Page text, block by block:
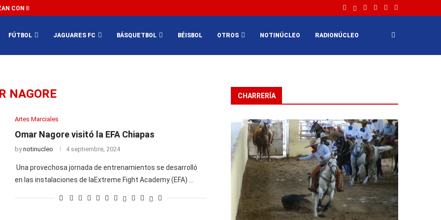
CON IMPEDIR EL MÉXICO VS SUDÁFRICA...
FÚTBOL JAGUARES FC BÁSQUETBOL BÉISBOL OTROS NOTINÚCLEO RADIONÚCLEO
NAGORE
Artes Marciales
Omar Nagore visitó la EFA Chiapas
bynotinucleo 4 septiembre, 2024
Una provechosa jornada de entrenamientos se desarrolló
en las instalaciones de laExtreme Fight Academy (EFA) …
CHARRERÍA